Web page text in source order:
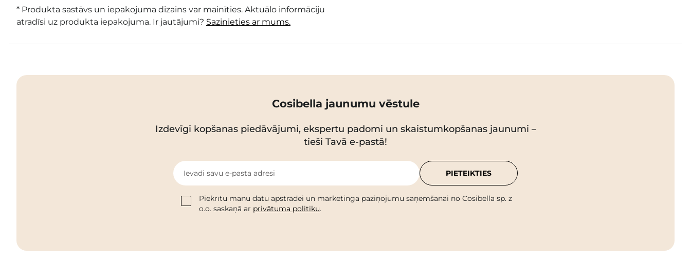
* Produkta sastāvs un iepakojuma dizains var mainīties. Aktuālo informāciju
atradīsi uz produkta iepakojuma. Ir jautājumi? Sazinieties ar mums.
Cosibella jaunumu vēstule
Izdevīgi kopšanas piedāvājumi, ekspertu padomi un skaistumkopšanas jaunumi –
tieši Tavā e-pastā!
Ievadi savu e-pasta adresi
Piekrītu manu datu apstrādei un mārketinga paziņojumu saņemšanai no Cosibella sp. z
o.o. saskaņā ar privātuma politiku.
PIETEIKTIES